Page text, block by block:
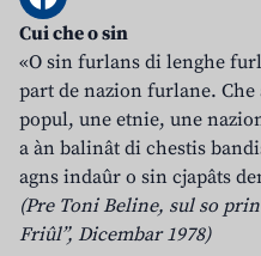
Cui che o sin
«O sin furlans di lenghe
part de nazion furlane.
popul, une etnie, une
a àn balinât di chestis
agns indaûr o sin cjapâts
(Pre Toni Beline, sul so
Friûl”, Dicembar 1978)